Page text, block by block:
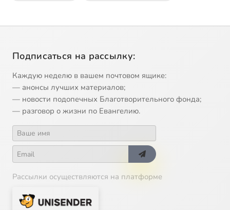
Подписаться на рассылку:
Каждую неделю в вашем почтовом ящике:
— анонсы лучших материалов;
— новости подопечных Благотворительного фонда;
— разговор о жизни по Евангелию.
Рассылки осуществляются на платформе